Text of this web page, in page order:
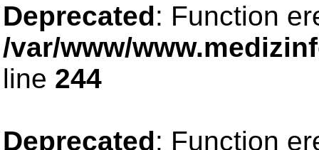
Deprecated: Function
/var/www/
line 244
Deprecated: Function